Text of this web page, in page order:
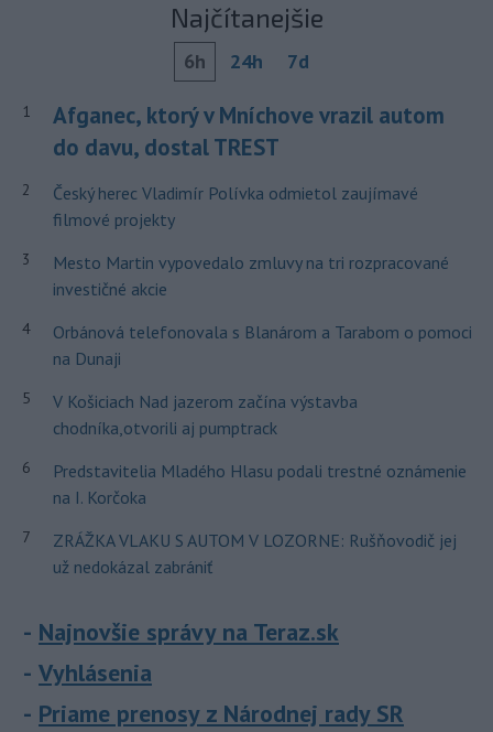
Najčítanejšie
6h 24h 7d
1
Afganec, ktorý v Mníchove vrazil autom
do davu, dostal TREST
2
Český herec Vladimír Polívka odmietol zaujímavé
filmové projekty
3
Mesto Martin vypovedalo zmluvy na tri rozpracované
investičné akcie
4
Orbánová telefonovala s Blanárom a Tarabom o pomoci
na Dunaji
5
V Košiciach Nad jazerom začína výstavba
chodníka,otvorili aj pumptrack
6
Predstavitelia Mladého Hlasu podali trestné oznámenie
na I. Korčoka
7
ZRÁŽKA VLAKU S AUTOM V LOZORNE: Rušňovodič jej
už nedokázal zabrániť
Najnovšie správy na Teraz.sk
Vyhlásenia
Priame prenosy z Národnej rady SR